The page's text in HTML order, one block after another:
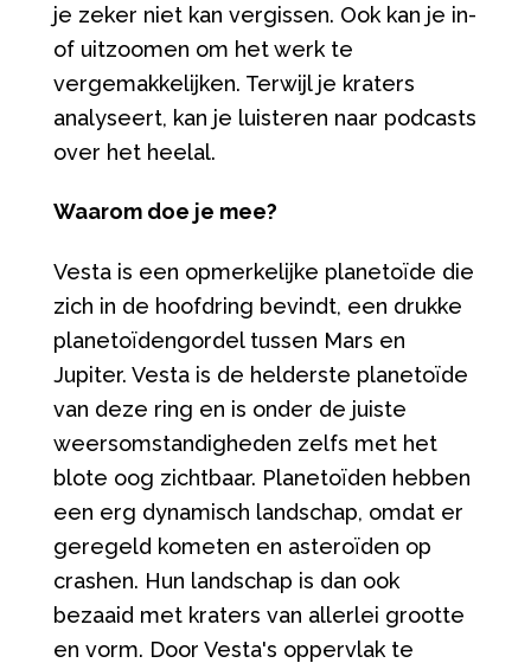
je zeker niet kan vergissen. Ook kan je in-
of uitzoomen om het werk te
vergemakkelijken. Terwijl je kraters
analyseert, kan je luisteren naar podcasts
over het heelal.
Waarom doe je mee?
Vesta is een opmerkelijke planetoïde die
zich in de hoofdring bevindt, een drukke
planetoïdengordel tussen Mars en
Jupiter. Vesta is de helderste planetoïde
van deze ring en is onder de juiste
weersomstandigheden zelfs met het
blote oog zichtbaar. Planetoïden hebben
een erg dynamisch landschap, omdat er
geregeld kometen en asteroïden op
crashen. Hun landschap is dan ook
bezaaid met kraters van allerlei grootte
en vorm. Door Vesta's oppervlak te